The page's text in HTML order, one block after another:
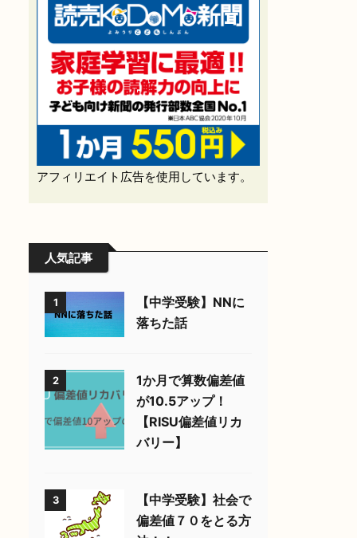
アフィリエイト広告を使用しています。
人気記事
1
【中学受験】NNに
落ちた話
2
1か月で算数偏差値
が10.5アップ！
【RISU偏差値リカ
バリー】
3
【中学受験】社会で
偏差値７０をとる方